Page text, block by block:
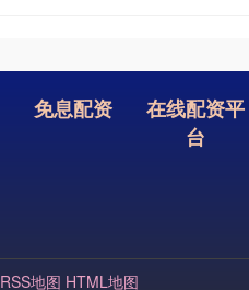
免息配资
在线配资平
台
RSS地图 HTML地图